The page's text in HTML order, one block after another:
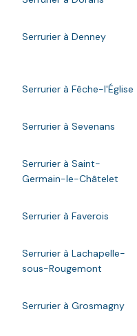
Serrurier à Denney
Serrurier à Fêche-l'Église
Serrurier à Sevenans
Serrurier à Saint-
Germain-le-Châtelet
Serrurier à Faverois
Serrurier à Lachapelle-
sous-Rougemont
Serrurier à Grosmagny